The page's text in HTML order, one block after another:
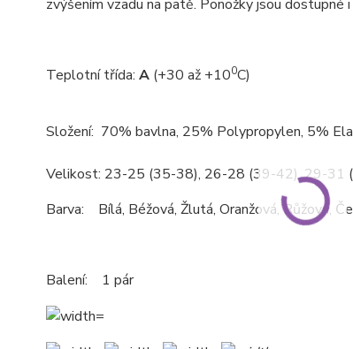
zvýšením vzadu na patě. Ponožky jsou dostupné
Teplotní třída: A(+30 až +100C)
Složení: 70% bavlna, 25% Polypropylen, 5%
Velikost: 23-25 (35-38), 26-28 (39-42), 29-31
Barva: Bílá, Béžová, Žlutá, Oranžová, Růžová,
Balení: 1 pár